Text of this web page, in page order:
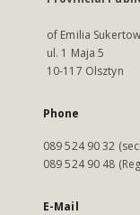
of Emilia
ul. 1 Maja 5
10-117 Olsztyn
Phone
089 524 90 32
089 524 90 48
E-Mail